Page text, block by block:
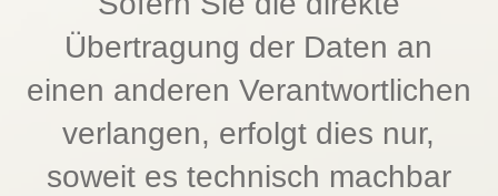
Übertragung der Daten an
einen anderen Verantwortlichen
verlangen, erfolgt dies nur,
soweit es technisch machbar